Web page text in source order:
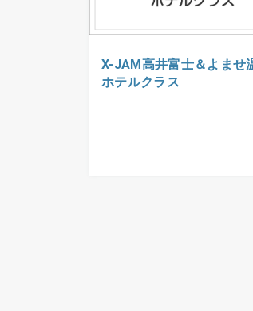
X-JAM高井富士＆よませ
ホテルクラス